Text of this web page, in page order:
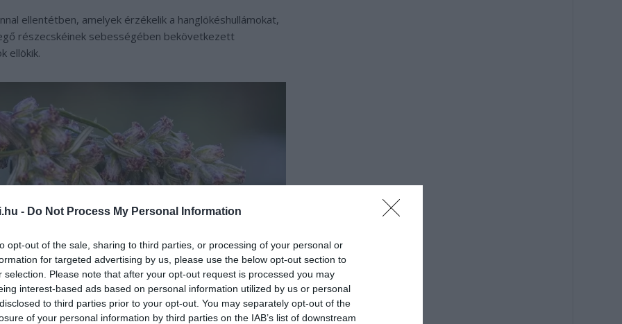
- Do Not Process My Personal Information
opt-out of the sale, sharing to third parties, or processing of your personal or
for targeted advertising by us, please use the below opt-out section to
selection. Please note that after your opt-out request is processed you may
interest-based ads based on personal information utilized by us or personal
to third parties prior to your opt-out. You may separately opt-out of the
of your personal information by third parties on the IAB’s list of downstream
ellentétben, amelyek érzékelik a hanglökéshullámokat,
részecskéinek sebességében bekövetkezett
ellökik.